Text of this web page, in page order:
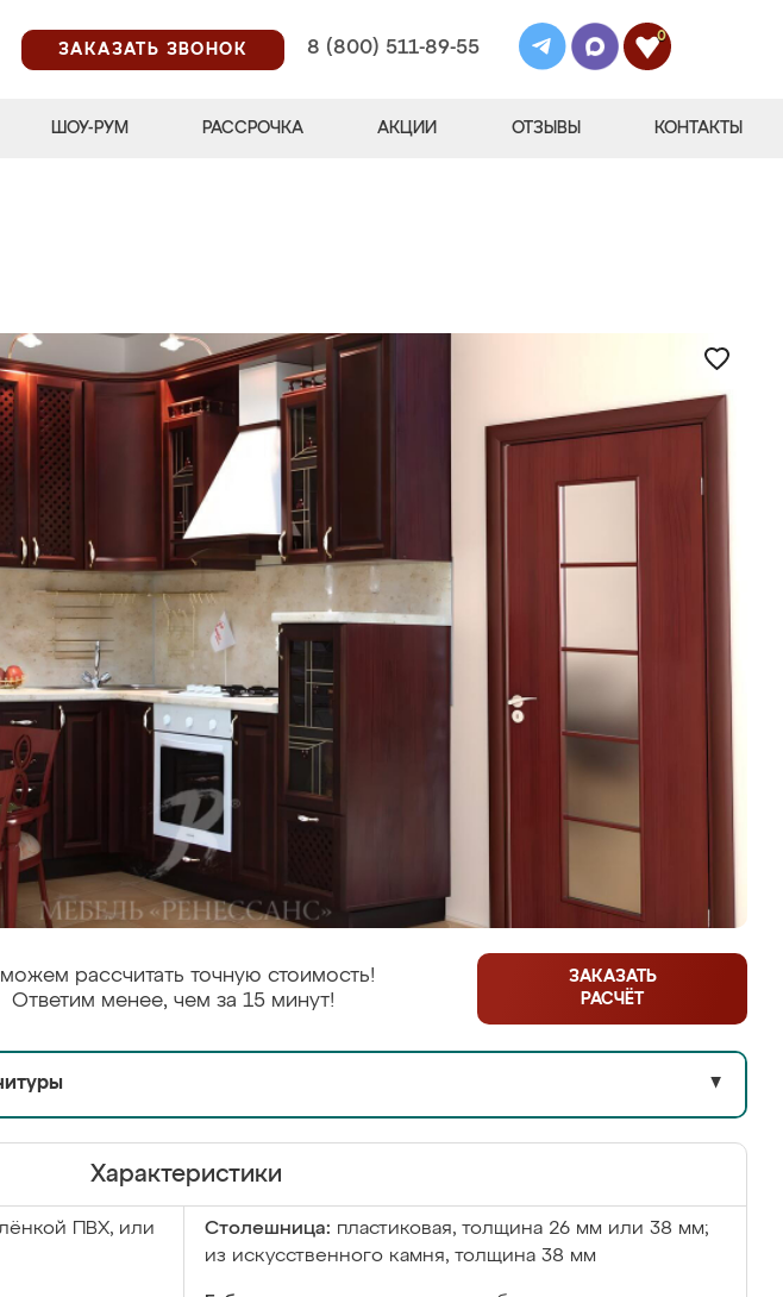
ЗАКАЗАТЬ ЗВОНОК
8 (800) 511-89-55
0
ШОУ-РУМ РАССРОЧКА АКЦИИ ОТЗЫВЫ КОНТАКТЫ
рассчитать точную стоимость!
Ответим менее, чем за 15 минут!
ЗАКАЗАТЬ
РАСЧЁТ
▼
Характеристики
ПВХ, или
Столешница: пластиковая, толщина 26 мм или 38 мм;
из искусственного камня, толщина 38 мм